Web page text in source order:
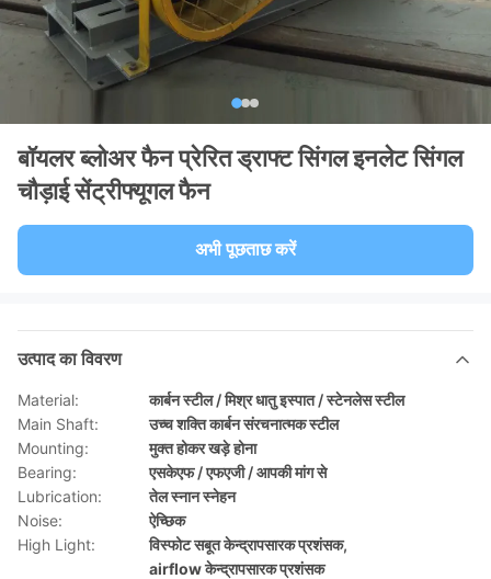
बॉयलर ब्लोअर फैन प्रेरित ड्राफ्ट सिंगल इनलेट सिंगल
चौड़ाई सेंट्रीफ्यूगल फैन
अभी पूछताछ करें
उत्पाद का विवरण
Material:
कार्बन स्टील / मिश्र धातु इस्पात / स्टेनलेस स्टील
Main Shaft:
उच्च शक्ति कार्बन संरचनात्मक स्टील
Mounting:
मुक्त होकर खड़े होना
Bearing:
एसकेएफ / एफएजी / आपकी मांग से
Lubrication:
तेल स्नान स्नेहन
Noise:
ऐच्छिक
High Light:
विस्फोट सबूत केन्द्रापसारक प्रशंसक,
airflow केन्द्रापसारक प्रशंसक